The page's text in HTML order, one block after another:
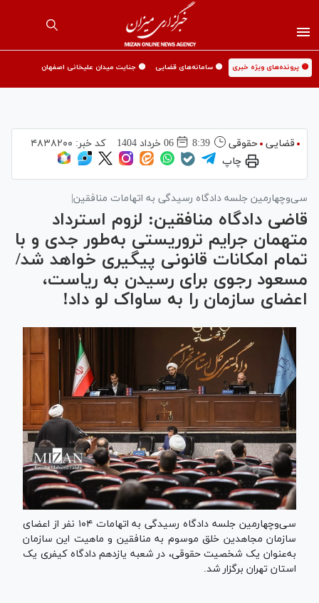
🟡 پرونده‌های ویژه خبری 🟡 سامانه‌های قضایی 🟡 جنایت میدان علیخانی اصفهان
قضایی حقوقی 8:39 06 خرداد 1404 کد خبر: ۴۸۳۸۲۰۰
چاپ
سی‌وچهارمین جلسه دادگاه رسیدگی به اتهامات منافقین|
قاضی دادگاه منافقین: لزوم استرداد
متهمان جرایم تروریستی به‌طور جدی و با
تمام امکانات قانونی پیگیری خواهد شد/
مسعود رجوی برای رسیدن به ریاست،
اعضای سازمان را به ساواک لو داد!
سی‌وچهارمین جلسه دادگاه رسیدگی به اتهامات ۱۰۴ نفر از اعضای
سازمان مجاهدین خلق موسوم به منافقین و ماهیت این سازمان
به‌عنوان یک شخصیت حقوقی، در شعبه یازدهم دادگاه کیفری یک
استان تهران برگزار شد.